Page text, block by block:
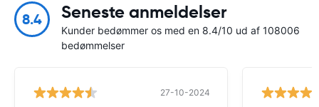
8.4 Seneste anmeldelser
Kunder bedømmer os med en 8.4/10 ud af 108006
bedømmelser
27-10-2024